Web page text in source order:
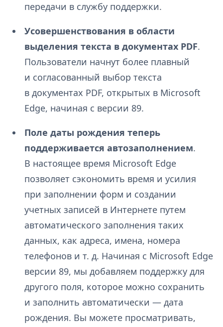
передачи в службу поддержки.
Усовершенствования в области
выделения текста в документах PDF.
Пользователи начнут более плавный
и согласованный выбор текста
в документах PDF, открытых в Microsoft
Edge, начиная с версии 89.
Поле даты рождения теперь
поддерживается автозаполнением.
В настоящее время Microsoft Edge
позволяет сэкономить время и усилия
при заполнении форм и создании
учетных записей в Интернете путем
автоматического заполнения таких
данных, как адреса, имена, номера
телефонов и т. д. Начиная с Microsoft Edge
версии 89, мы добавляем поддержку для
другого поля, которое можно сохранить
и заполнить автоматически — дата
рождения. Вы можете просматривать,